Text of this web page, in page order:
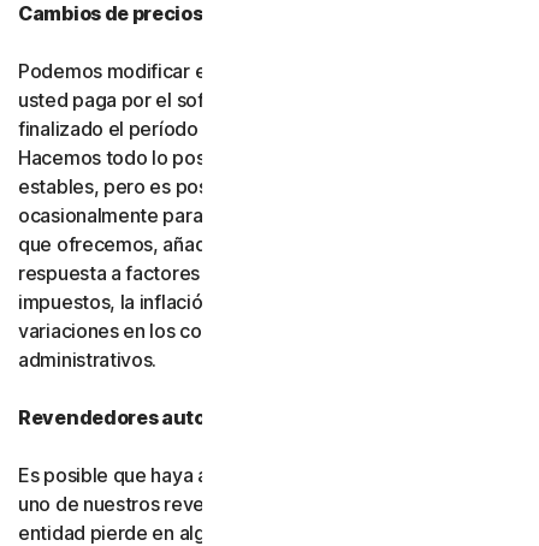
Cambios de precios
Podemos modificar en cualquier momento el precio que
usted paga por el software o los servicios una vez
finalizado el período introductorio (si corresponde).
Hacemos todo lo posible por mantener nuestros precios
estables, pero es posible que debamos modificarlos
ocasionalmente para incorporar mejoras a los servicios
que ofrecemos, añadir nuevas funciones o como
respuesta a factores del mercado, como cambios en los
impuestos, la inflación, las fluctuaciones de divisas o
variaciones en los costos de infraestructura o
administrativos.
Revendedores autorizados
Es posible que haya adquirido su producto a través de
uno de nuestros revendedores autorizados. Si dicha
entidad pierde en algún momento la autorización para